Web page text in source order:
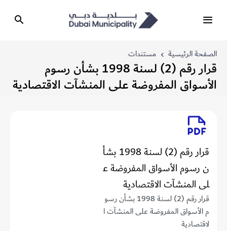
الصفحة الرئيسية مستندات
قرار رقم (2) لسنة 1998 بشأن رسوم
الأسواق المفروضة على المنشآت الاقتصادية
قرار رقم (2) لسنة 1998 بشأ
ن رسوم الأسواق المفروضة ع
لى المنشآت الاقتصادية
قرار رقم (2) لسنة 1998 بشأن رسو
م الأسواق المفروضة على المنشآت ا
لاقتصادية